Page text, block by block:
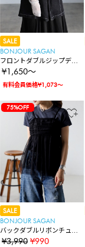
SALE
BONJOUR SAGAN
フロントダブルジップデニ
ムビスチェ
¥1,650～
有料会員価格¥1,073～
75%OFF
SALE
BONJOUR SAGAN
バックダブルリボンチュー
ルキャミ
¥3,990 ¥990